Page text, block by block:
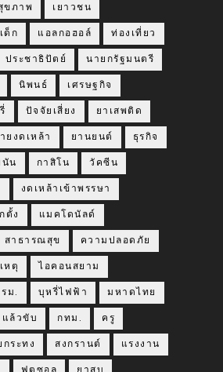
ขภาพ เยาวชน
เด็ก แอลกอฮอล์ ท่องเที่ยว
ประชาธิปัตย์ นายกรัฐมนตรี
นิพนธ์ เศรษฐกิจ
ปัจจัยเสี่ยง ยาเสพติด
ยงดเหล้า ยานยนต์ ธุรกิจ
นัน กาสิโน วัคซีน
งดเหล้าเข้าพรรษา
ตั้ง แมคโดนัลด์
สาธารณสุข ความปลอดภัย
หตุ ไอคอนสยาม
ม. บุหรี่ไฟฟ้า มหาดไทย
แล้วขับ กทม. ครู
กระทง สงกรานต์ แรงงาน